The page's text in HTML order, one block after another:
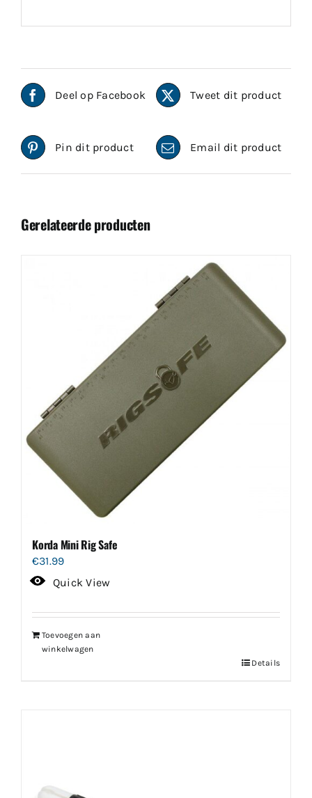
Deel op Facebook Tweet dit product
Pin dit product Email dit product
Gerelateerde producten
Korda Mini Rig Safe
€31.99
Quick View
Toevoegen aan
winkelwagen
Details